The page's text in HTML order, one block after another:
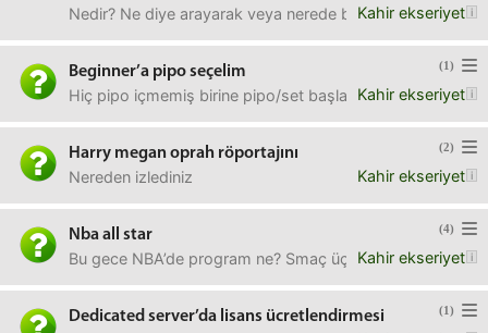
Kahir ekseriyet
Nedir? Ne diye arayarak veya nerede buluruz?
(1)
Beginner’a pipo seçelim
Kahir ekseriyet
Hiç pipo içmemiş birine pipo/set başlangıç seti önerir
(2)
Harry megan oprah röportajını
Kahir ekseriyet
Nereden izlediniz
(4)
Nba all star
Kahir ekseriyet
Bu gece NBA’de program ne? Smaç üçlük yarışması
(1)
Dedicated server’da lisans ücretlendirmesi